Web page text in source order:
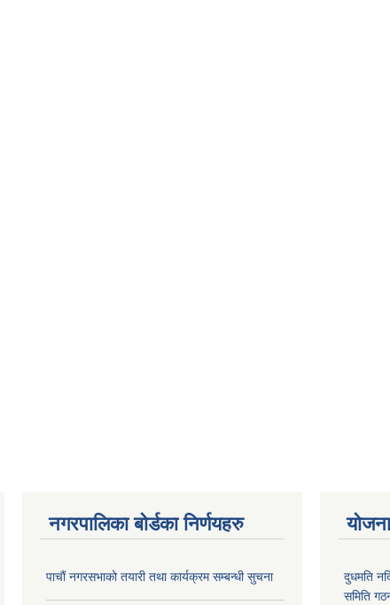
नगरपालिका बोर्डका निर्णयहरु
पाचाैं नगरसभाको तयारी तथा कार्यक्रम सम्बन्धी सुचना
दुधमति
समिति